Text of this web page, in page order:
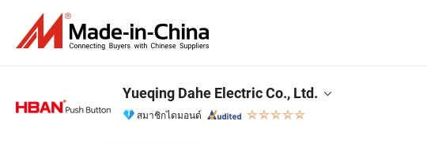
Yueqing Dahe Electric Co., Ltd.
สมาชิกไดมอนด์